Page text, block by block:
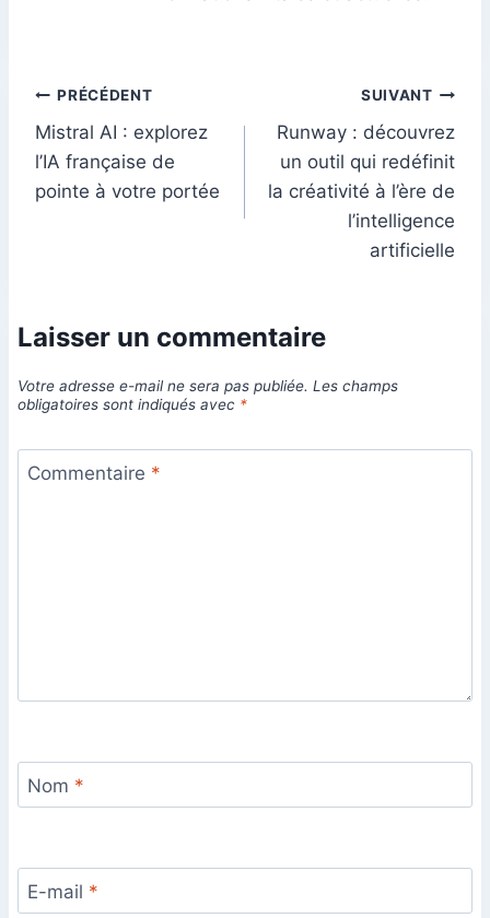
Navigation
de
l’article
PRÉCÉDENT
Mistral AI : explorez
l’IA française de
pointe à votre portée
SUIVANT
Runway : découvrez
un outil qui redéfinit
la créativité à l’ère de
l’intelligence
artificielle
Laisser un commentaire
Votre adresse e-mail ne sera pas publiée. Les champs
obligatoires sont indiqués avec *
Commentaire *
Nom *
E-mail *